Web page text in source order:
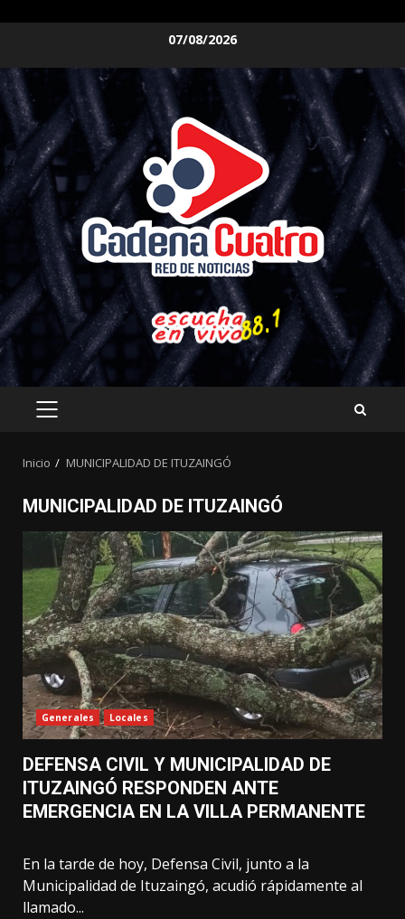
contenido
07/08/2026
MENÚ
Inicio MUNICIPALIDAD DE ITUZAINGÓ
MUNICIPALIDAD DE ITUZAINGÓ
Generales Locales
DEFENSA CIVIL Y MUNICIPALIDAD DE
ITUZAINGÓ RESPONDEN ANTE
EMERGENCIA EN LA VILLA PERMANENTE
En la tarde de hoy, Defensa Civil, junto a la
Municipalidad de Ituzaingó, acudió rápidamente al
llamado...